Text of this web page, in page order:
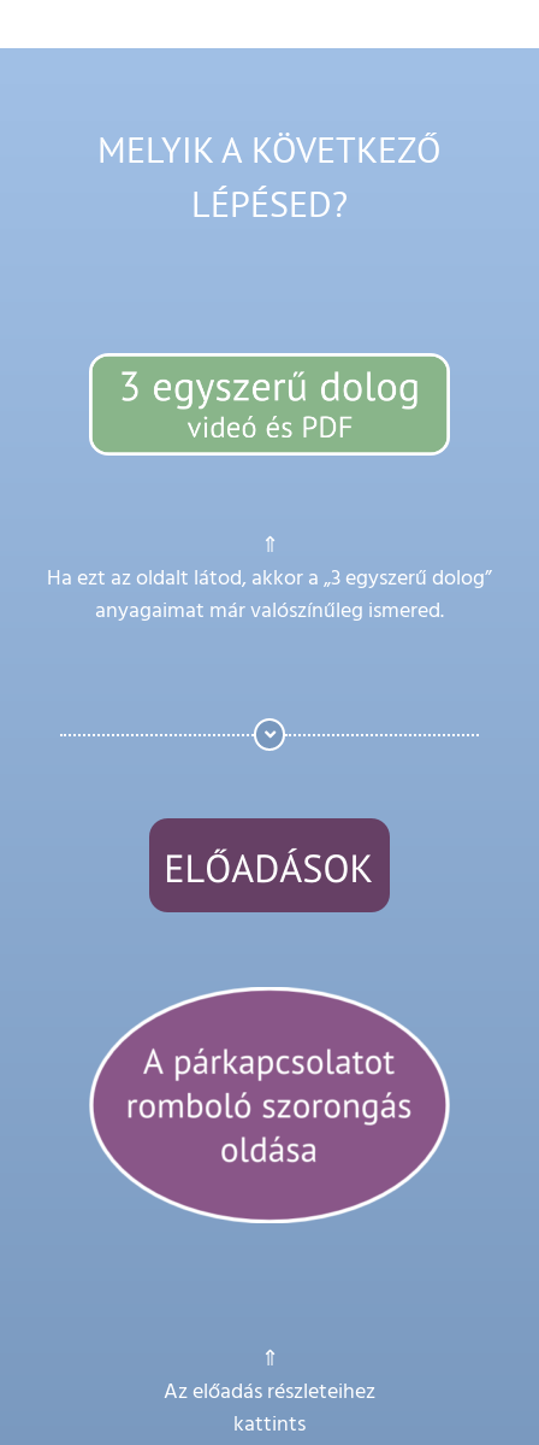
MELYIK A KÖVETKEZŐ
LÉPÉSED?
⇑
Ha ezt az oldalt látod, akkor a „3 egyszerű dolog”
anyagaimat már valószínűleg ismered.
⇑
Az előadás részleteihez
kattints